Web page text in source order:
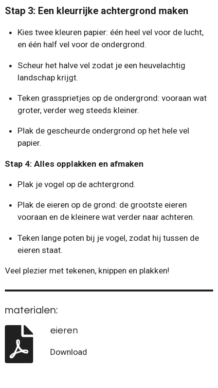
Stap 3: Een kleurrijke achtergrond maken
Kies twee kleuren papier: één heel vel voor de lucht,
en één half vel voor de ondergrond.
Scheur het halve vel zodat je een heuvelachtig
landschap krijgt.
Teken grassprietjes op de ondergrond: vooraan wat
groter, verder weg steeds kleiner.
Plak de gescheurde ondergrond op het hele vel
papier.
Stap 4: Alles opplakken en afmaken
Plak je vogel op de achtergrond.
Plak de eieren op de grond: de grootste eieren
vooraan en de kleinere wat verder naar achteren.
Teken lange poten bij je vogel, zodat hij tussen de
eieren staat.
Veel plezier met tekenen, knippen en plakken!
materialen:
eieren
Download